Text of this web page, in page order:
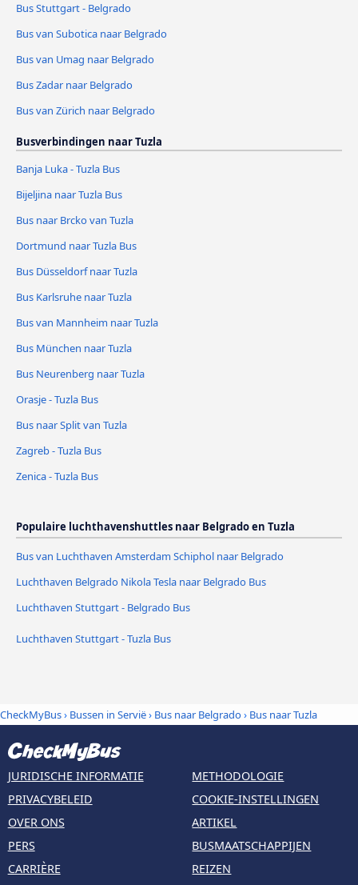
Bus Stuttgart - Belgrado
Bus van Subotica naar Belgrado
Bus van Umag naar Belgrado
Bus Zadar naar Belgrado
Bus van Zürich naar Belgrado
Busverbindingen naar Tuzla
Banja Luka - Tuzla Bus
Bijeljina naar Tuzla Bus
Bus naar Brcko van Tuzla
Dortmund naar Tuzla Bus
Bus Düsseldorf naar Tuzla
Bus Karlsruhe naar Tuzla
Bus van Mannheim naar Tuzla
Bus München naar Tuzla
Bus Neurenberg naar Tuzla
Orasje - Tuzla Bus
Bus naar Split van Tuzla
Zagreb - Tuzla Bus
Zenica - Tuzla Bus
Populaire luchthavenshuttles naar Belgrado en Tuzla
Bus van Luchthaven Amsterdam Schiphol naar Belgrado
Luchthaven Belgrado Nikola Tesla naar Belgrado Bus
Luchthaven Stuttgart - Belgrado Bus
Luchthaven Stuttgart - Tuzla Bus
CheckMyBus› Bussen in Servië› Bus naar Belgrado› Bus naar Tuzla
JURIDISCHE INFORMATIE
PRIVACYBELEID
OVER ONS
PERS
CARRIÈRE
METHODOLOGIE
COOKIE-INSTELLINGEN
ARTIKEL
BUSMAATSCHAPPIJEN
REIZEN